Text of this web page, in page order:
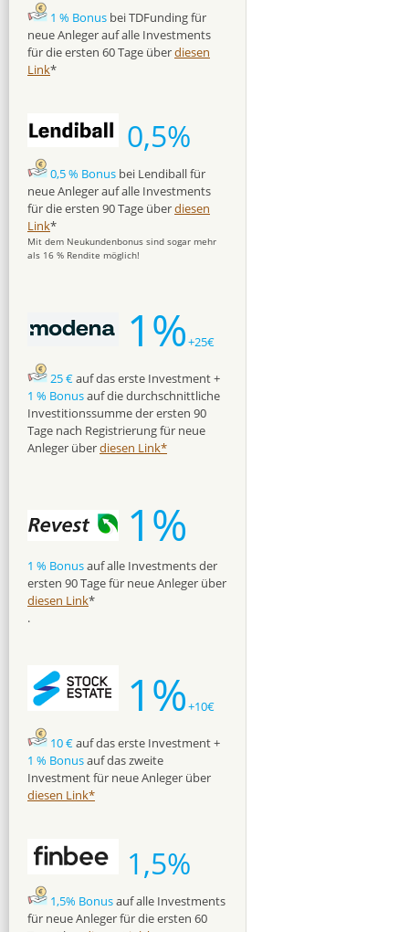
1 % Bonus bei TDFunding für
neue Anleger auf alle Investments
für die ersten 60 Tage überdiesen
Link*
0,5%
0,5 % Bonus bei Lendiball für
neue Anleger auf alle Investments
für die ersten 90 Tage überdiesen
Link*
Mit dem Neukundenbonus sind sogar mehr
als 16 % Rendite möglich!
1%+25€
25 €auf das erste Investment +
1 % Bonusauf die durchschnittliche
Investitionssumme der ersten 90
Tage nach Registrierung für neue
Anleger überdiesen Link*
1%
1 % Bonusauf alle Investments der
ersten 90 Tage für neue Anleger über
diesen Link*
.
1%+10€
10 €auf das erste Investment +
1 % Bonusauf das zweite
Investment für neue Anleger über
diesen Link*
1,5%
1,5% Bonusauf alle Investments
für neue Anleger für die ersten 60